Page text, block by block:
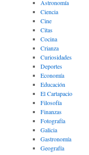
Astronomía
Ciencia
Cine
Citas
Cocina
Crianza
Curiosidades
Deportes
Economía
Educación
El Cartapacio
Filosofía
Finanzas
Fotografía
Galicia
Gastronomía
Geografía